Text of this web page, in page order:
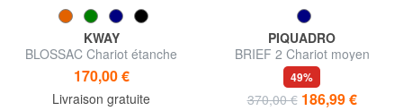
KWAY
BLOSSAC Chariot étanche
moyen
170,00 €
Livraison gratuite
PIQUADRO
BRIEF 2 Chariot moyen
49%
370,00 € 186,99 €